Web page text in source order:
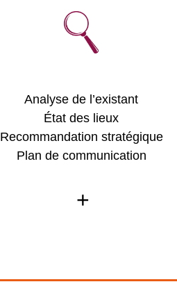
Analyse de l’existant
État des lieux
Recommandation stratégique
Plan de communication
+